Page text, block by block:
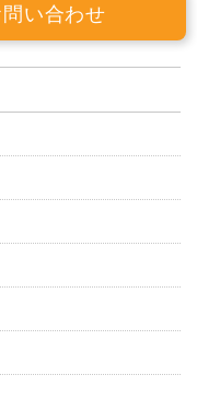
い合わせ